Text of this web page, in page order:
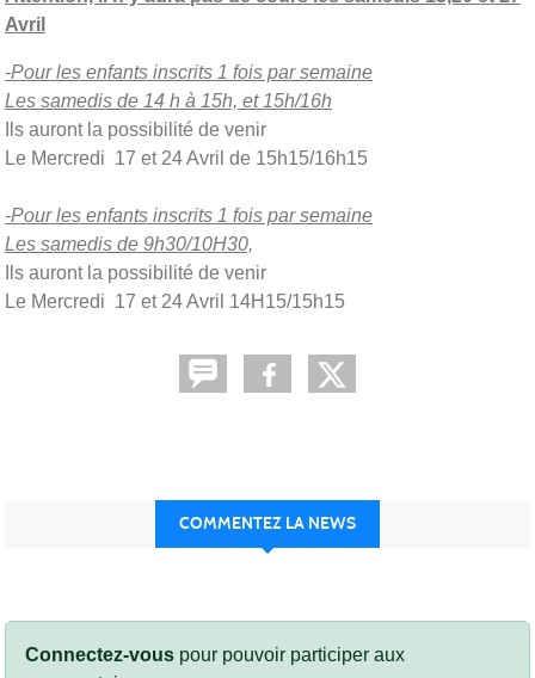
Avril
-Pour les enfants inscrits 1 fois par semaine
Les samedis de 14 h à 15h, et 15h/16h
Ils auront la possibilité de venir
Le Mercredi 17 et 24 Avril de 15h15/16h15
-Pour les enfants inscrits 1 fois par semaine
Les samedis de 9h30/10H30,
Ils auront la possibilité de venir
Le Mercredi 17 et 24 Avril 14H15/15h15
COMMENTEZ LA NEWS
Connectez-vous pour pouvoir participer aux